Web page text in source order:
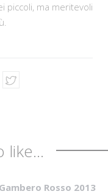
piccoli, ma meritevoli
like...
Rosso 2013